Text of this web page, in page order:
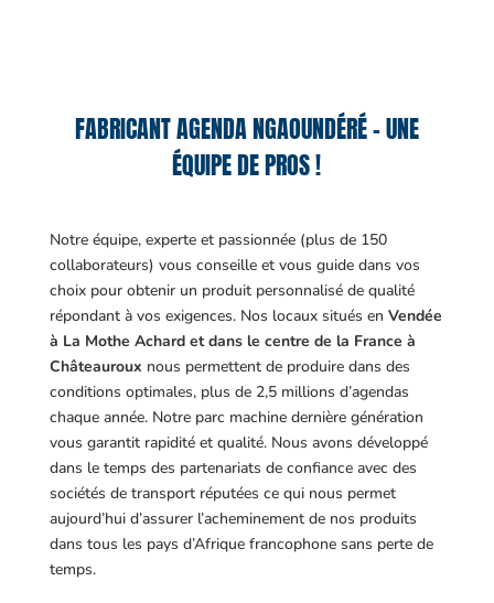
FABRICANT AGENDA NGAOUNDÉRÉ – UNE
ÉQUIPE DE PROS !
Notre équipe, experte et passionnée (plus de 150
collaborateurs) vous conseille et vous guide dans vos
choix pour obtenir un produit personnalisé de qualité
répondant à vos exigences. Nos locaux situés en Vendée
à La Mothe Achard et dans le centre de la France à
Châteauroux nous permettent de produire dans des
conditions optimales, plus de 2,5 millions d’agendas
chaque année. Notre parc machine dernière génération
vous garantit rapidité et qualité. Nous avons développé
dans le temps des partenariats de confiance avec des
sociétés de transport réputées ce qui nous permet
aujourd’hui d’assurer l’acheminement de nos produits
dans tous les pays d’Afrique francophone sans perte de
temps.